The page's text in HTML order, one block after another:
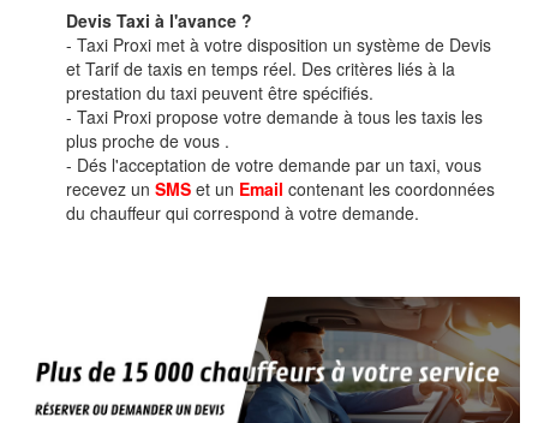
Devis Taxi à l'avance ?
- Taxi Proxi met à votre disposition un système de Devis
et Tarif de taxis en temps réel. Des critères liés à la
prestation du taxi peuvent être spécifiés.
- Taxi Proxi propose votre demande à tous les taxis les
plus proche de vous .
- Dés l'acceptation de votre demande par un taxi, vous
recevez un SMS et un Email contenant les coordonnées
du chauffeur qui correspond à votre demande.